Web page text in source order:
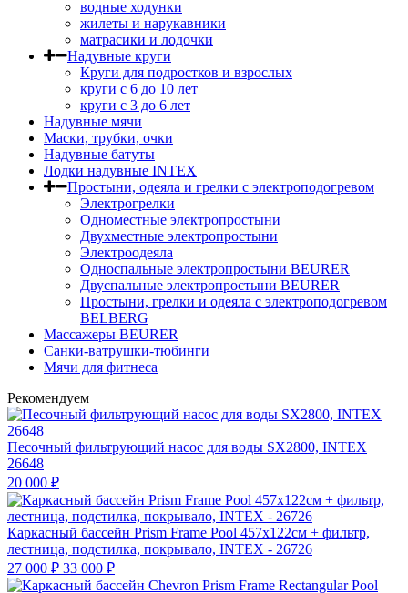
водные ходунки
жилеты и нарукавники
матрасики и лодочки
Надувные круги
Круги для подростков и взрослых
круги с 6 до 10 лет
круги c 3 до 6 лет
Надувные мячи
Маски, трубки, очки
Надувные батуты
Лодки надувные INTEX
Простыни, одеяла и грелки с электроподогревом
Электрогрелки
Одноместные электропростыни
Двухместные электропростыни
Электроодеяла
Односпальные электропростыни BEURER
Двуспальные электропростыни BEURER
Простыни, грелки и одеяла с электроподогревом
BELBERG
Массажеры BEURER
Санки-ватрушки-тюбинги
Мячи для фитнеса
Рекомендуем
Песочный фильтрующий насос для воды SX2800, INTEX
26648
20 000 ₽
Каркасный бассейн Prism Frame Pool 457х122см + фильтр,
лестница, подстилка, покрывало, INTEX - 26726
27 000 ₽ 33 000 ₽